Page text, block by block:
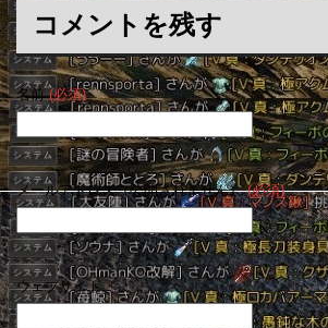
コメントを残す
名前(必須)
メールアドレス（公開されません）(必須)
ウェブサイト